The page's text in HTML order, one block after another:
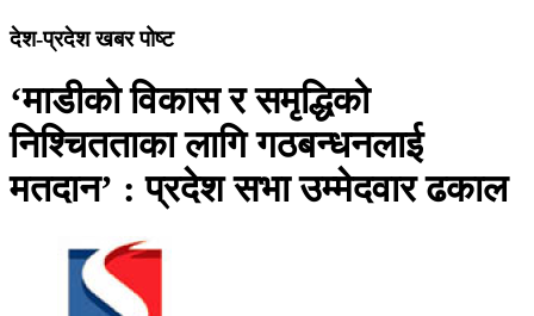
देश-प्रदेश खबर पोष्ट
‘माडीको विकास र समृद्धिको
निश्चितताका लागि गठबन्धनलाई
मतदान’ : प्रदेश सभा उम्मेदवार ढकाल